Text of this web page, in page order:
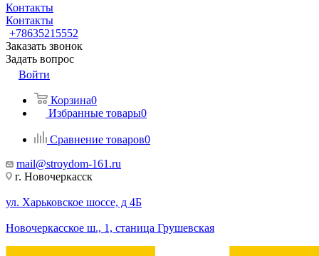
Контакты
Контакты
+78635215552
Заказать звонок
Задать вопрос
Войти
Корзина0
Избранные товары0
Сравнение товаров0
mail@stroydom-161.ru
г. Новочеркасск
ул. Харьковское шоссе, д 4Б
Новочеркасское ш., 1, станица Грушевская